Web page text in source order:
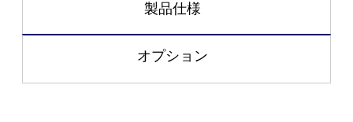
製品仕様
オプション